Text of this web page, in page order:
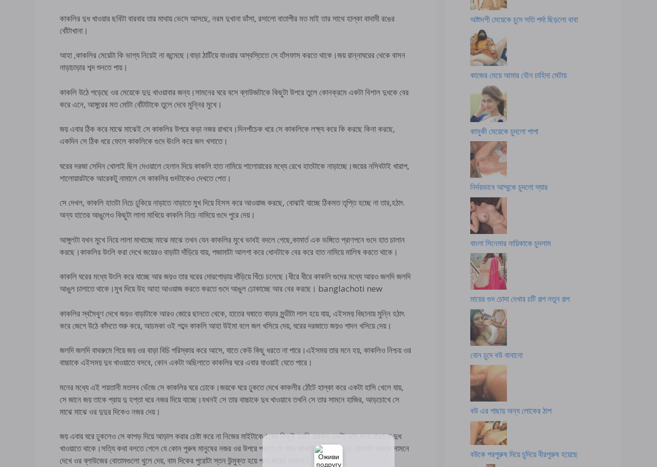
কাকলির দুধ খাওয়ার ছবিটা বারবার তার মাথায় ভেসে আসছে, নরম দুখানা ডাঁসা, রসালো বাতাপীর মত মাই তার সাথে হাল্কা বাদামী রঙের
বোঁটাখানা।
আহা ,কাকলির মেয়েটা কি ভাগ্য নিয়েই না জন্মেছে।বাড়া ঠাটিয়ে যাওয়ার অস্বস্তিতে সে হাঁসফাস করতে থাকে।জয় রান্নাঘরের থেকে বাসন
নাড়াচাড়ার শব্দ শুনতে পায়।
কাকলি উঠে পড়েছে ওর মেয়েকে দুদু খাওয়াবার জন্য।সামনের ঘরে বসে ব্লাউজটাকে কিছুটা উপরে তুলে কোনক্রমে একটা বিশাল দুধকে বের
করে এনে, আঙ্গুরের মত মোটা বোঁটাটাকে তুলে দেবে মুন্নির মুখে।
জয় এবার ঠিক করে মাঝে মাঝেই সে কাকলির উপরে কড়া নজর রাখবে।দিনপাঁচেক ধরে সে কাকলিকে লক্ষ্য করে কি করছে কিনা করছে,
একদিন সে ঠিক ধরে ফেলে কাকলিকে গুদে ঊংলি করে জল খসাতে।
ঘরের দরজা সেদিন খোলাই ছিল দেওয়ালে হেলান দিয়ে কাকলি হাত নামিয়ে শালোয়ারের মধ্যে রেখে হাতটাকে নাড়াচ্ছে।জয়ের নসিবটাই খারাপ,
শালোয়ারটাকে আরেকটু নামালে সে কাকলির গুদটাকেও দেখতে পেত।
সে দেখল, কাকলি হাতটা নিচে ঢুকিয়ে নাড়াতে নাড়াতে মুখ দিয়ে হিসস করে আওয়াজ করছে, বোঝাই যাচ্ছে ঠিকমত তৃপ্তি হচ্ছে না তার,হঠাৎ
অন্য হাতের আঙুলেও কিছুটা লালা মাখিয়ে কাকলি নিচে নামিয়ে গুদে পুরে দেয়।
আঙ্গুলটা যখন মুখে নিয়ে লালা মাখাচ্ছে মাঝে মাঝে তখন যেন কাকলির মুখে ভাবই বদলে গেছে,কামার্ত এক ভঙ্গিতে প্রাণপনে গুদে হাত চালান
করছে।কাকলির উংলি করা দেখে জয়েরও বাড়াটা দাঁড়িয়ে যায়, পজামাটা আলগা করে ধোনটাকে বের করে হাত নামিয়ে মালিষ করতে থাকে।
কাকলি ঘরের মধ্যে উংলি করে যাচ্ছে আর জয়ও তার ঘরের দোরগোড়ায় দাঁড়িয়ে খিঁচে চলেছে।ধীরে ধীরে কাকলি গুদের মধ্যে আরও জলদি জলদি
আঙুল চালাতে থাকে।মুখ দিয়ে উহ আহা আওয়াজ করতে করতে গুদে আঙুল ঢোকাচ্ছে আর বের করছে। banglachoti new
কাকলির স্বমৈথুণ দেখে জয়ও বাড়াটাকে আরও জোরে ছানতে থেকে, হাতের ঘষাতে বাড়ার মুন্ডীটা লাল হয়ে যায়, এইসময় বিছানায় মুন্নি হঠাৎ
করে জেগে উঠে কাঁদতে শুরু করে, আচমকা ওই শব্দে কাকলি আহা উইমা বলে জল খসিয়ে দেয়, ঘরের দরজাতে জয়ও গাদন খসিয়ে দেয়।
জলদি জলদি বাথরুমে গিয়ে জয় ওর বাড়া বিচি পরিস্কার করে আসে, যাতে কেউ কিছু ধরতে না পারে।এইসময় তার মনে হয়, কাকলিও নিশ্চয় ওর
বাচ্চাকে এইসময় দুধ খাওয়াতে বসবে, কোন একটা অছিলাতে কাকলির ঘরে এবার যাওয়াই যেতে পারে।
মনের মধ্যে এই শয়তানী মতলব ভেঁজে সে কাকলির ঘরে ঢোকে।জয়কে ঘরে ঢুকতে দেখে কাকলীর ঠোঁটে হাল্কা করে একটা হাসি খেলে যায়,
সে জানে জয় তাকে প্রায় দু হপ্তা ধরে নজর দিয়ে যাচ্ছে।যখনই সে তার বাচ্চাকে দুধ খাওয়াবে তখনি সে তার সামনে হাজির, আড়চোখে সে
মাঝে মাঝে ওর দুদুর দিকেও নজর দেয়।
জয় এবার ঘরে ঢুকলেও সে কাপড় দিয়ে আড়াল করার চেষ্টা করে না নিজের মাইটাকে।যেন কিছুই হয়নি এরকম একটা ভান করে বাচ্চাকে দুধ
খাওয়াতে থাকে।সত্যি কথা বলতে গেলে যে কোন পুরুষ মানুষের নজর ওর উপরে পড়লে সে আর অস্বস্তিতে ভোগে না।কাকলি জয়কে সামনে
দেখে ওর ব্লাউজের বোতামগুলো খুলে দেয়, বাম দিকের পুরোটা স্তন উন্মুক্ত হয়ে পড়ে জয়ের সামনে।
অষ্টাদশী মেয়েকে চুদে সতি পর্দা ছিড়লো বাবা
কাজের মেয়ে আমার যৌন চাহিদা মেটায়
কামুকী মেয়েকে চুদলো পাপা
নির্দয়ভাবে আম্মুকে চুদলো স্যার
বাংলা সিনেমার নায়িকাকে চুদলাম
মায়ের গুদ চোদা দেখার চটি গল্প নতুন গল্প
বোন চুদে বউ বানানো
বউ এর পাছায় অন্য লোকের ঠাপ
বউকে পরপুরুষ দিয়ে চুদিয়ে বীরপুরুষ হয়েছে